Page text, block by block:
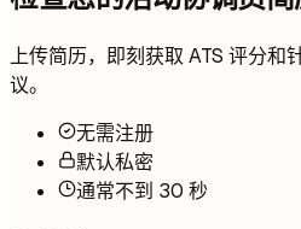
上传简历，即刻获取 ATS 评分和
议。
无需注册
默认私密
通常不到 30 秒